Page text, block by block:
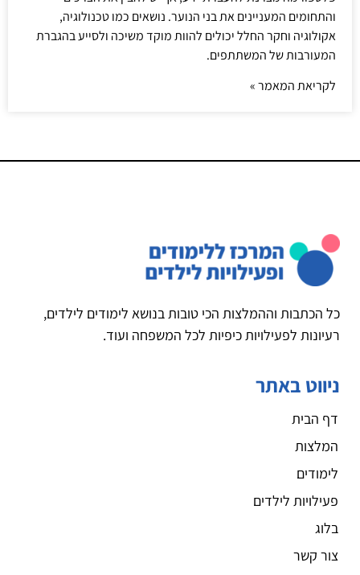
והתחומים המעניינים את בני הנוער. נושאים כמו טכנולוגיה,
אקולוגיה וחקר החלל יכולים להוות מוקד משיכה ולסייע בהגברת
המעורבות של המשתתפים.
לקריאת המאמר »
כל הכתבות וההמלצות הכי טובות בנושא לימודים לילדים,
רעיונות לפעילויות כיפיות לכל המשפחה ועוד.
ניווט באתר
דף הבית
המלצות
לימודים
פעילויות לילדים
בלוג
צור קשר